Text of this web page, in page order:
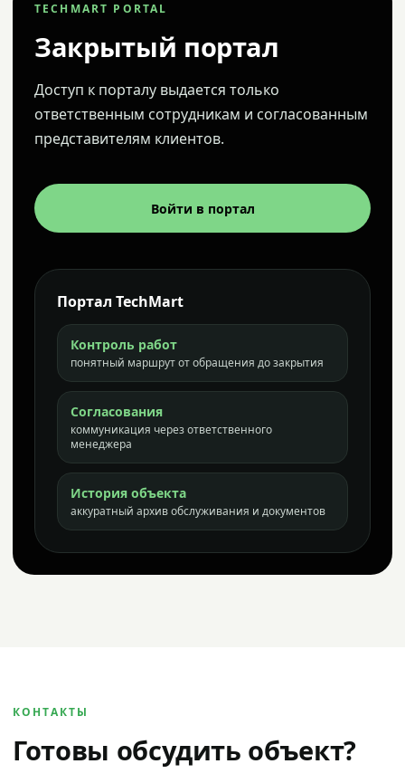
TECHMART PORTAL
Закрытый портал
Доступ к порталу выдается только
ответственным сотрудникам и согласованным
представителям клиентов.
Войти в портал
Портал TechMart
Контроль работ
понятный маршрут от обращения до закрытия
Согласования
коммуникация через ответственного
менеджера
История объекта
аккуратный архив обслуживания и документов
КОНТАКТЫ
Готовы обсудить объект?